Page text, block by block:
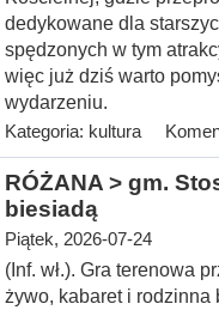
dedykowane dla
spędzonych w tym
więc już dziś warto
wydarzeniu.
Kategoria: kultura
RÓŻANA > gm.
biesiadą
Piątek, 2026-07-24
(Inf. wł.). Gra terenowa
żywo, kabaret i